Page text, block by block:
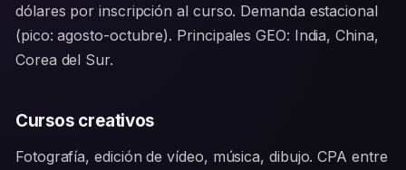
dólares por inscripción al curso. Demanda estacional
(pico: agosto-octubre). Principales GEO: India, China,
Corea del Sur.
Cursos creativos
Fotografía, edición de vídeo, música, dibujo. CPA entre